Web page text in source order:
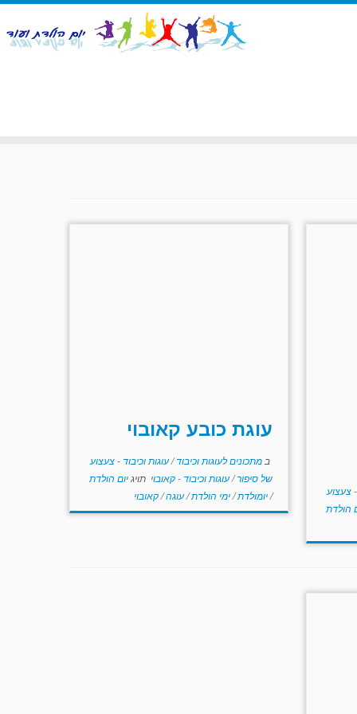
- צעצוע
הולדת
עוגת כובע קאובוי
ב מתכונים לעוגות וכיבוד/עוגות וכיבוד - צעצוע
של סיפור/עוגות וכיבוד - קאובוי תויגיום הולדת
/יומולדת/ימי הולדת/עוגה/קאובוי